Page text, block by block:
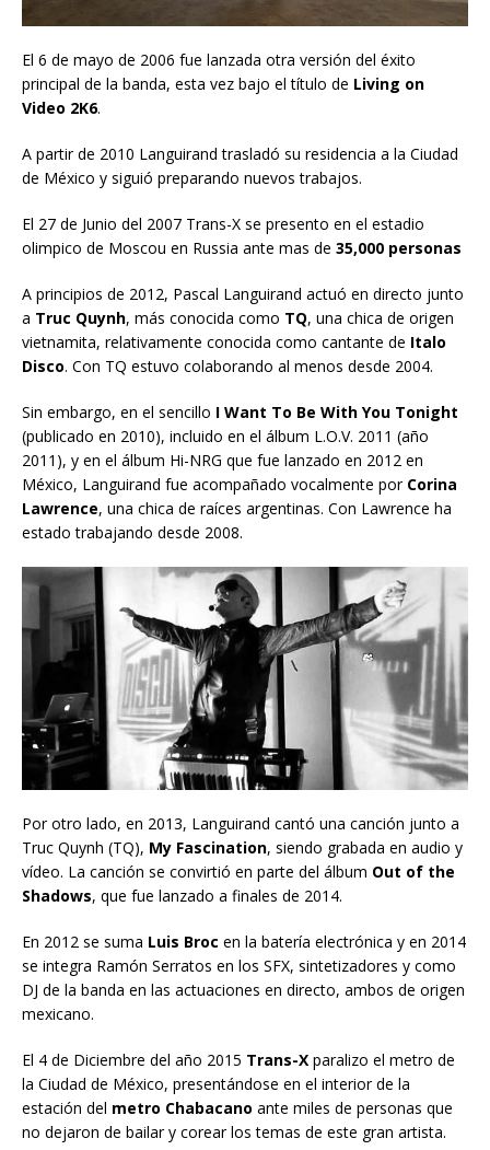
El 6 de mayo de 2006 fue lanzada otra versión del éxito
principal de la banda, esta vez bajo el título de Living on
Video 2K6.
A partir de 2010 Languirand trasladó su residencia a la Ciudad
de México y siguió preparando nuevos trabajos.
El 27 de Junio del 2007 Trans-X se presento en el estadio
olimpico de Moscou en Russia ante mas de 35,000 personas
A principios de 2012, Pascal Languirand actuó en directo junto
a Truc Quynh, más conocida como TQ, una chica de origen
vietnamita, relativamente conocida como cantante de Italo
Disco. Con TQ estuvo colaborando al menos desde 2004.
Sin embargo, en el sencillo I Want To Be With You Tonight
(publicado en 2010), incluido en el álbum L.O.V. 2011 (año
2011), y en el álbum Hi-NRG que fue lanzado en 2012 en
México, Languirand fue acompañado vocalmente por Corina
Lawrence, una chica de raíces argentinas. Con Lawrence ha
estado trabajando desde 2008.
Por otro lado, en 2013, Languirand cantó una canción junto a
Truc Quynh (TQ), My Fascination, siendo grabada en audio y
vídeo. La canción se convirtió en parte del álbum Out of the
Shadows, que fue lanzado a finales de 2014.
En 2012 se suma Luis Broc en la batería electrónica y en 2014
se integra Ramón Serratos en los SFX, sintetizadores y como
DJ de la banda en las actuaciones en directo, ambos de origen
mexicano.
El 4 de Diciembre del año 2015 Trans-X paralizo el metro de
la Ciudad de México, presentándose en el interior de la
estación del metro Chabacano ante miles de personas que
no dejaron de bailar y corear los temas de este gran artista.